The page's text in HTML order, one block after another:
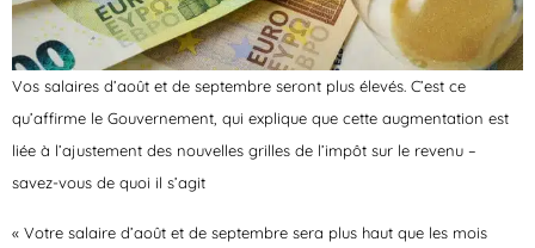
Vos salaires d’août et de septembre seront plus élevés. C’est ce
qu’affirme le Gouvernement, qui explique que cette augmentation est
liée à l’ajustement des nouvelles grilles de l’impôt sur le revenu –
savez-vous de quoi il s’agit
« Votre salaire d’août et de septembre sera plus haut que les mois